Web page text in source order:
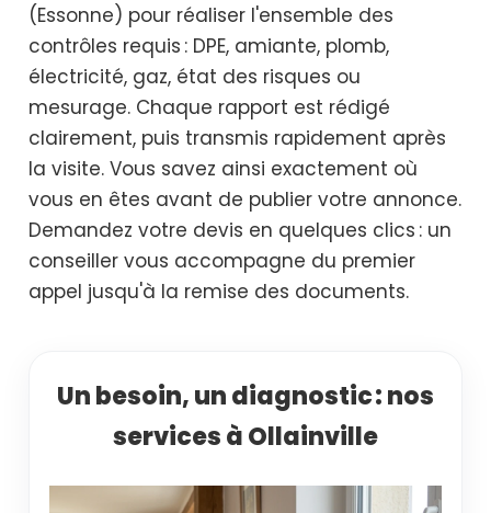
(Essonne) pour réaliser l'ensemble des
contrôles requis : DPE, amiante, plomb,
électricité, gaz, état des risques ou
mesurage. Chaque rapport est rédigé
clairement, puis transmis rapidement après
la visite. Vous savez ainsi exactement où
vous en êtes avant de publier votre annonce.
Demandez votre devis en quelques clics : un
conseiller vous accompagne du premier
appel jusqu'à la remise des documents.
Un besoin, un diagnostic : nos
services à Ollainville